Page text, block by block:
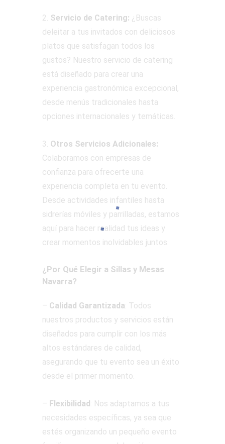
2. Servicio de Catering: ¿Buscas
deleitar a tus invitados con deliciosos
platos que satisfagan todos los
gustos? Nuestro servicio de catering
está diseñado para crear una
experiencia gastronómica excepcional,
desde menús tradicionales hasta
opciones internacionales y temáticas.
3. Otros Servicios Adicionales:
Colaboramos con empresas de
confianza para ofrecerte una
experiencia completa en tu evento.
Desde actividades infantiles hasta
sidrerías móviles y parrilladas, estamos
aquí para hacer realidad tus ideas y
crear momentos inolvidables juntos.
¿Por Qué Elegir a Sillas y Mesas
Navarra?
– Calidad Garantizada: Todos
nuestros productos y servicios están
diseñados para cumplir con los más
altos estándares de calidad,
asegurando que tu evento sea un éxito
desde el primer momento.
– Flexibilidad: Nos adaptamos a tus
necesidades específicas, ya sea que
estés organizando un pequeño evento